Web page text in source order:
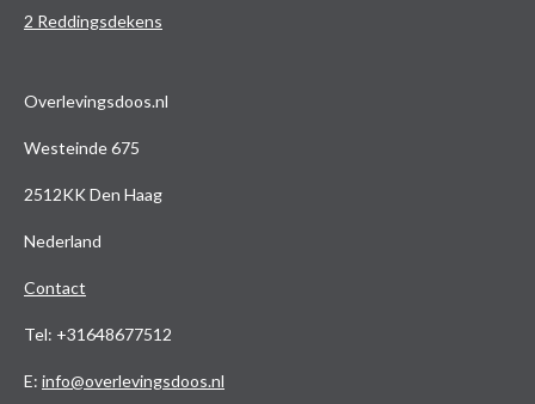
2 Reddingsdekens
Overlevingsdoos.nl
Westeinde 675
2512KK Den Haag
Nederland
Contact
Tel: +31648677512
E: info@overlevingsdoos.nl